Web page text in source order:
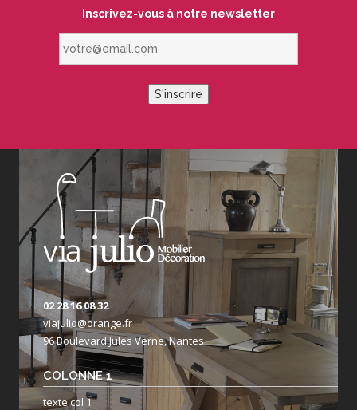
Inscrivez-vous à notre newsletter
S'inscrire
02 28 16 08 32
viajulio@orange.fr
96 Boulevard Jules Verne, Nantes
COLONNE 1
texte col 1